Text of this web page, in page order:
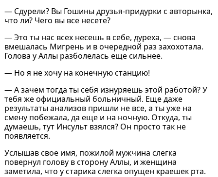
— Сдурели? Вы Гошины друзья-придурки с авторынка,
что ли? Чего вы все несете?
— Это ты нас всех несешь в себе, дуреха, — снова
вмешалась Мигрень и в очередной раз захохотала.
Голова у Аллы разболелась еще сильнее.
— Но я не хочу на конечную станцию!
— А зачем тогда ты себя изнуряешь этой работой? У
тебя же официальный больничный. Еще даже
результаты анализов пришли не все, а ты уже на
смену побежала, да еще и на ночную. Откуда, ты
думаешь, тут Инсульт взялся? Он просто так не
появляется.
Услышав свое имя, пожилой мужчина слегка
повернул голову в сторону Аллы, и женщина
заметила, что у старика слегка опущен краешек рта.